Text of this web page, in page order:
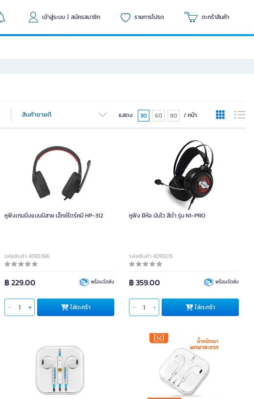
เข้าสู่ระบบ | สมัครสมาชิก รายการโปรด ตะกร้าสินค้า
สินค้าขายดี แสดง 30 60 90 / หน้า
หูฟังเกมมิ่งแบบมีสาย เอ็กซ์ไตร์คมี HP-312
รหัสสินค้า 4093366
฿ 229.00 พร้อมจัดส่ง
ใส่ตะกร้า
หูฟัง ยีห้อ นับโว สีดำ รุ่น N1-PRO
รหัสสินค้า 4093215
฿ 359.00 พร้อมจัดส่ง
ใส่ตะกร้า